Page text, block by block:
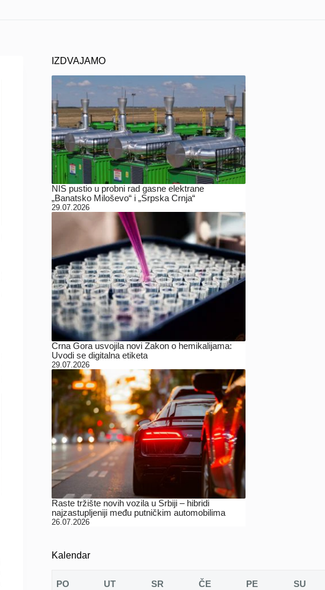
IZDVAJAMO
NIS pustio u probni rad gasne elektrane
„Banatsko Miloševo“ i „Srpska Crnja“
29.07.2026
Crna Gora usvojila novi Zakon o hemikalijama:
Uvodi se digitalna etiketa
29.07.2026
Raste tržište novih vozila u Srbiji – hibridi
najzastupljeniji među putničkim automobilima
26.07.2026
Kalendar
PO UT SR ČE PE SU